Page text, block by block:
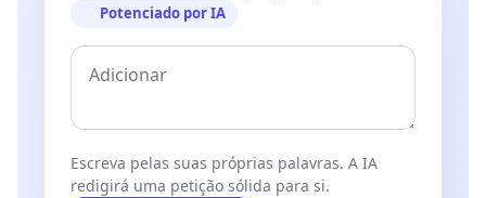
Potenciado por IA
Escreva pelas suas próprias palavras. A IA
redigirá uma petição sólida para si.